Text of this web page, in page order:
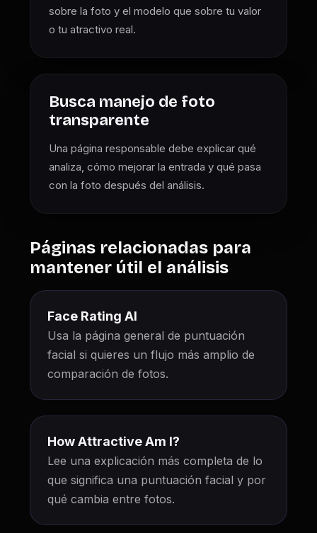
sobre la foto y el modelo que sobre tu valor
o tu atractivo real.
Busca manejo de foto
transparente
Una página responsable debe explicar qué
analiza, cómo mejorar la entrada y qué pasa
con la foto después del análisis.
Páginas relacionadas para
mantener útil el análisis
Face Rating AI
Usa la página general de puntuación
facial si quieres un flujo más amplio de
comparación de fotos.
How Attractive Am I?
Lee una explicación más completa de lo
que significa una puntuación facial y por
qué cambia entre fotos.